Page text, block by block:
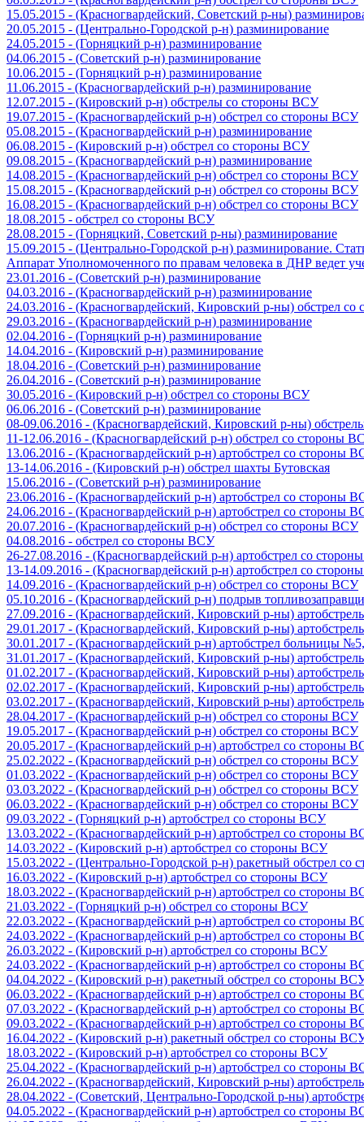
15.05.2015 - (Красногвардейский, Советский р-ны)
20.05.2015 - (Центрально-Городской р-н) разминирование
24.05.2015 - (Горняцкий р-н) разминирование
04.06.2015 - (Советский р-н) разминирование
10.06.2015 - (Горняцкий р-н) разминирование
11.06.2015 - (Красногвардейский р-н) разминирование
12.07.2015 - (Кировский р-н) обстрелы со стороны ВСУ
19.07.2015 - (Красногвардейский р-н) обстрел со стороны ВСУ
05.08.2015 - (Красногвардейский р-н) разминирование
06.08.2015 - (Кировский р-н) обстрел со стороны ВСУ
09.08.2015 - (Красногвардейский р-н) разминирование
14.08.2015 - (Красногвардейский р-н) обстрел со стороны ВСУ
15.08.2015 - (Красногвардейский р-н) обстрел со стороны ВСУ
16.08.2015 - (Красногвардейский р-н) обстрел со стороны ВСУ
18.08.2015 - обстрел со стороны ВСУ
28.08.2015 - (Горняцкий, Советский р-ны) разминирование
15.09.2015 - (Центрально-Городской р-н) разминирование.
Аппарат Уполномоченного по правам человека в ДНР ведет
23.01.2016 - (Советский р-н) разминирование
04.03.2016 - (Красногвардейский р-н) разминирование
24.03.2016 - (Красногвардейский, Кировский р-ны) обстрел
29.03.2016 - (Красногвардейский р-н) разминирование
02.04.2016 - (Горняцкий р-н) разминирование
14.04.2016 - (Кировский р-н) разминирование
18.04.2016 - (Советский р-н) разминирование
26.04.2016 - (Советский р-н) разминирование
30.05.2016 - (Кировский р-н) обстрел со стороны ВСУ
06.06.2016 - (Советский р-н) разминирование
08-09.06.2016 - (Красногвардейский, Кировский р-ны)
11-12.06.2016 - (Красногвардейский р-н) обстрел со стороны
13.06.2016 - (Красногвардейский р-н) артобстрел со стороны
13-14.06.2016 - (Кировский р-н) обстрел шахты Бутовская
15.06.2016 - (Советский р-н) разминирование
23.06.2016 - (Красногвардейский р-н) артобстрел со стороны
24.06.2016 - (Красногвардейский р-н) артобстрел со стороны
20.07.2016 - (Красногвардейский р-н) обстрел со стороны ВСУ
04.08.2016 - обстрел со стороны ВСУ
26-27.08.2016 - (Красногвардейский р-н) артобстрел со
13-14.09.2016 - (Красногвардейский р-н) артобстрел со
14.09.2016 - (Красногвардейский р-н) обстрел со стороны ВСУ
05.10.2016 - (Красногвардейский р-н) подрыв
27.09.2016 - (Красногвардейский, Кировский р-ны)
29.01.2017 - (Красногвардейский, Кировский р-ны)
30.01.2017 - (Красногвардейский р-н) артобстрел больницы
31.01.2017 - (Красногвардейский, Кировский р-ны)
01.02.2017 - (Красногвардейский, Кировский р-ны)
02.02.2017 - (Красногвардейский, Кировский р-ны)
03.02.2017 - (Красногвардейский, Кировский р-ны)
28.04.2017 - (Красногвардейский р-н) обстрел со стороны ВСУ
19.05.2017 - (Красногвардейский р-н) обстрел со стороны ВСУ
20.05.2017 - (Красногвардейский р-н) артобстрел со стороны
25.02.2022 - (Красногвардейский р-н) обстрел со стороны ВСУ
01.03.2022 - (Красногвардейский р-н) обстрел со стороны ВСУ
03.03.2022 - (Красногвардейский р-н) обстрел со стороны ВСУ
06.03.2022 - (Красногвардейский р-н) обстрел со стороны ВСУ
09.03.2022 - (Горняцкий р-н) артобстрел со стороны ВСУ
13.03.2022 - (Красногвардейский р-н) артобстрел со стороны
14.03.2022 - (Кировский р-н) артобстрел со стороны ВСУ
15.03.2022 - (Центрально-Городской р-н) ракетный обстрел со
16.03.2022 - (Кировский р-н) артобстрел со стороны ВСУ
18.03.2022 - (Красногвардейский р-н) артобстрел со стороны
21.03.2022 - (Горняцкий р-н) обстрел со стороны ВСУ
22.03.2022 - (Красногвардейский р-н) артобстрел со стороны
24.03.2022 - (Красногвардейский р-н) артобстрел со стороны
26.03.2022 - (Кировский р-н) артобстрел со стороны ВСУ
24.03.2022 - (Красногвардейский р-н) артобстрел со стороны
04.04.2022 - (Кировский р-н) ракетный обстрел со стороны
06.03.2022 - (Красногвардейский р-н) артобстрел со стороны
07.03.2022 - (Красногвардейский р-н) артобстрел со стороны
09.03.2022 - (Красногвардейский р-н) артобстрел со стороны
16.04.2022 - (Кировский р-н) ракетный обстрел со стороны
18.03.2022 - (Кировский р-н) артобстрел со стороны ВСУ
25.04.2022 - (Красногвардейский р-н) артобстрел со стороны
26.04.2022 - (Красногвардейский, Кировский р-ны)
28.04.2022 - (Советский, Центрально-Городской р-ны)
04.05.2022 - (Красногвардейский р-н) артобстрел со стороны